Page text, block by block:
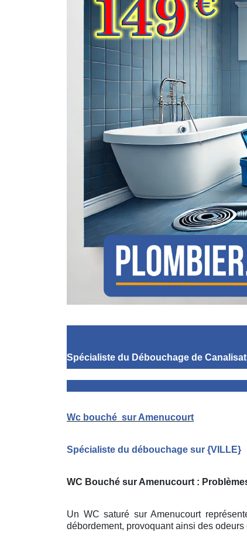
Spécialiste du Débouchage de
Wc bouché sur Amenucourt
Spécialiste du débouchage sur {VILLE}
WC Bouché sur Amenucourt :
Un WC saturé sur Amenucourt
débordement, provoquant ainsi des odeurs